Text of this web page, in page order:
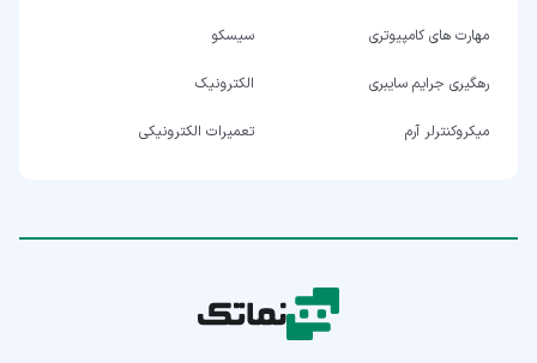
مهارت های کامپیوتری سیسکو
رهگیری جرایم سایبری الکترونیک
میکروکنترلر آرم تعمیرات الکترونیکی